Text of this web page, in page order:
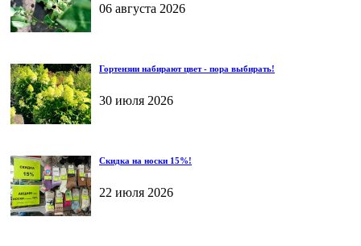
06 августа 2026
Гортензии набирают цвет - пора выбирать!
30 июля 2026
Скидка на носки 15%!
22 июля 2026